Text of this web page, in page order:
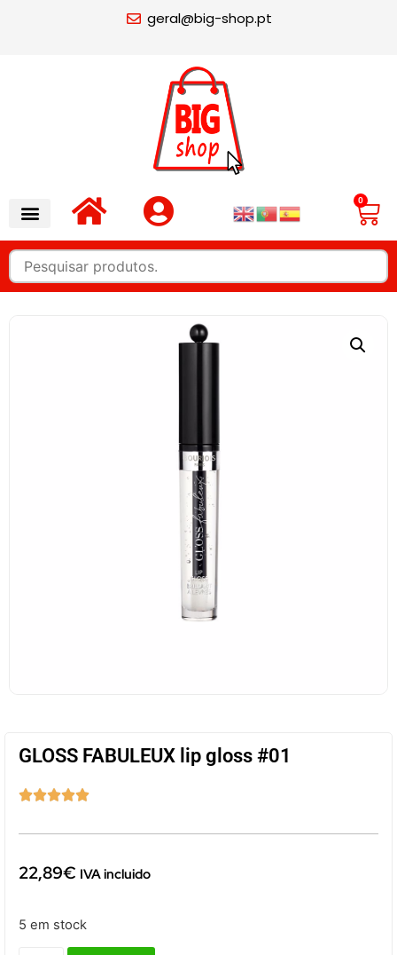
geral@big-shop.pt
0
GLOSS FABULEUX lip gloss #01

22,89€ IVA incluido
5 em stock